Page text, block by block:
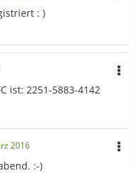
: )
ist: 2251-5883-4142
2016
:-)